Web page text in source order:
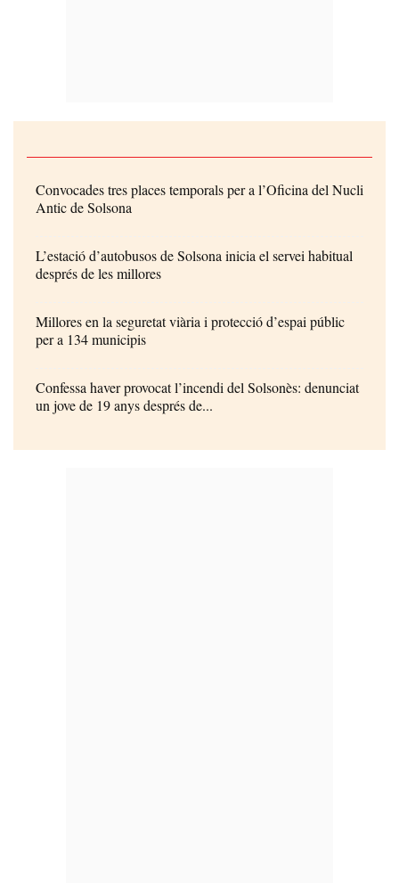
Convocades tres places temporals per a l’Oficina del Nucli
Antic de Solsona
L’estació d’autobusos de Solsona inicia el servei habitual
després de les millores
Millores en la seguretat viària i protecció d’espai públic
per a 134 municipis
Confessa haver provocat l’incendi del Solsonès: denunciat
un jove de 19 anys després de...